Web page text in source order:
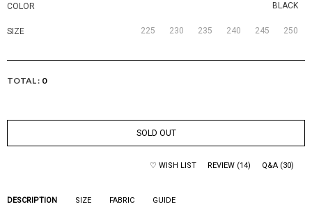
COLOR BLACK
SIZE 225 230 235 240 245 250
TOTAL : 0
SOLD OUT
♡ WISH LIST REVIEW (14) Q&A (30)
DESCRIPTION SIZE FABRIC GUIDE